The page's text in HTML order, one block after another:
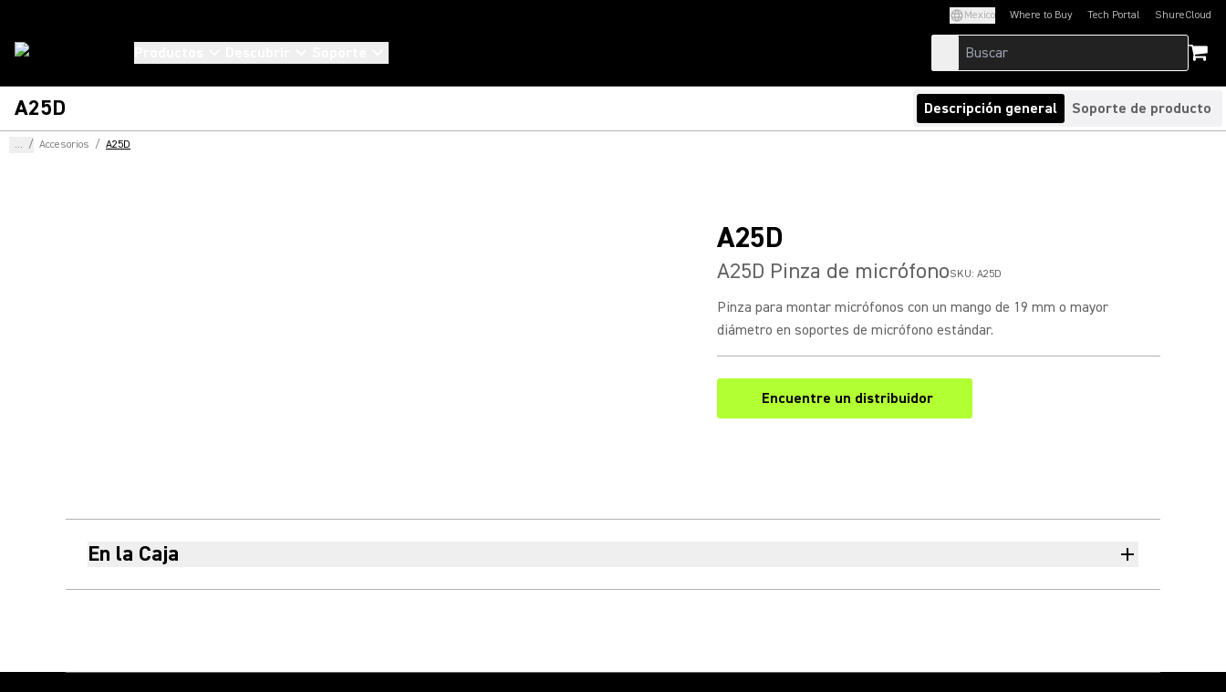
Mexico Where to Buy Tech Portal
(Opens in a new tab)ShureCloud
(Opens in a new
A25D Descripción general Soporte de producto
... / Accesorios / A25D
A25D
A25D Pinza de micrófonoSKU: A25D
Pinza para montar micrófonos con un mango de 19 mm o mayor
diámetro en soportes de micrófono estándar.
Encuentre un distribuidor
(Opens in a new tab)
En la Caja